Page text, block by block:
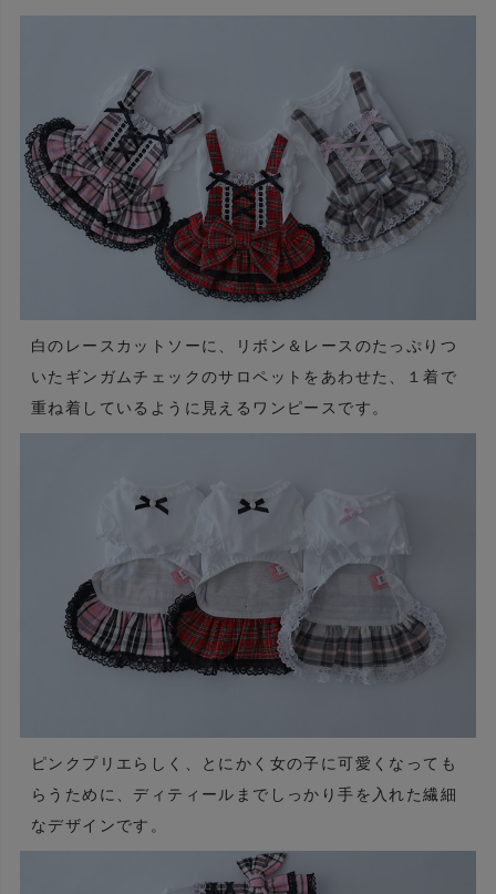
白のレースカットソーに、リボン＆レースのたっぷりつ
いたギンガムチェックのサロペットをあわせた、１着で
重ね着しているように見えるワンピースです。
ピンクプリエらしく、とにかく女の子に可愛くなっても
らうために、ディティールまでしっかり手を入れた繊細
なデザインです。